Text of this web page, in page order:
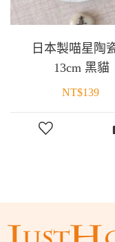
日本製喵星陶
13cm 黑貓
NT$139